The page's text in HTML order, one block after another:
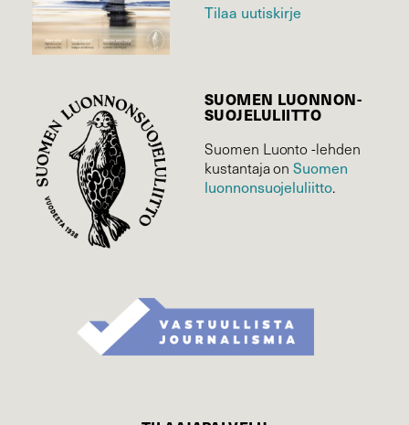
Tilaa uutiskirje
SUOMEN LUONNON­
SUOJELU­LIITTO
Suomen Luonto -lehden
kustantaja onSuomen
luonnonsuojelu­liitto.